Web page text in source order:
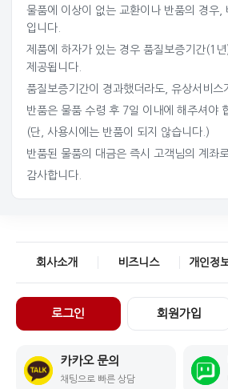
물품에 이상이 없는 교환이나 반품의 경우,
입니다.
제품에 하자가 있는 경우 품질보증기간(1
제공됩니다.
품질보증기간이 경과했더라도, 유상서비스
반품은 물품 수령 후 7일 이내에 해주셔야
(단, 사용시에는 반품이 되지 않습니다.)
반품된 물품의 대금은 즉시 고객님의 계좌
감사합니다.
회사소개 비즈니스 개인정
로그인 회원가입
카카오 문의
채팅으로 빠른 상담